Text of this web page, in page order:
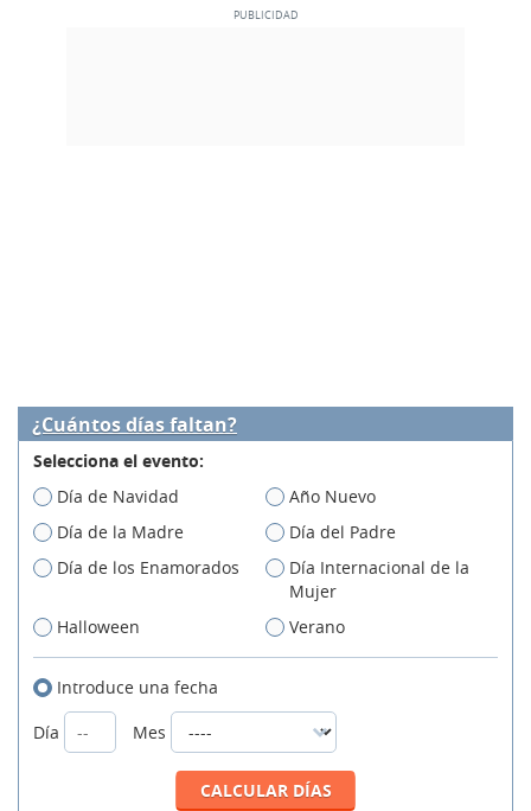
¿Cuántos días faltan?
Selecciona el evento:
Día de Navidad
Año Nuevo
Día de la Madre
Día del Padre
Día de los Enamorados
Día Internacional de la
Mujer
Halloween
Verano
Introduce una fecha
Día
Mes